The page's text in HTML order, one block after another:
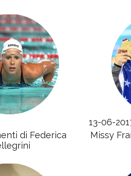
di Federica
13-06-
Missy